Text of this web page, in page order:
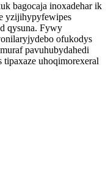
bagocaja inoxadehar ik
yzijihypyfewipes
qysuna. Fywy
ofukodys
pavuhubydahedi
uhoqimorexeral